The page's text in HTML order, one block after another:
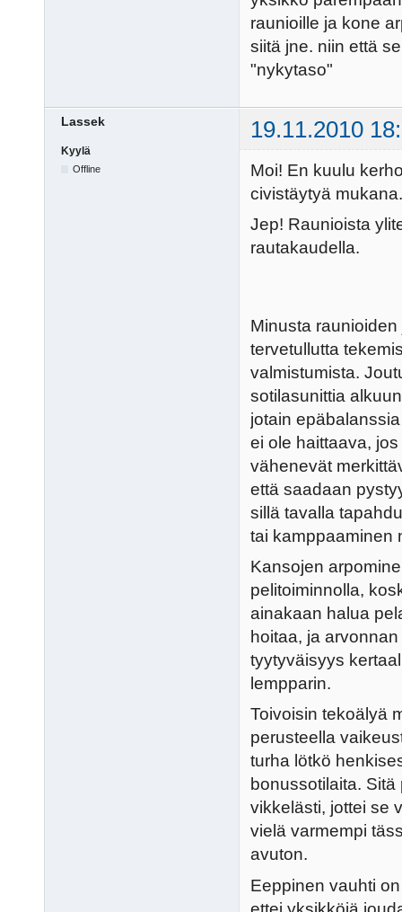
raunioille ja kone
siitä jne. niin että
"nykytaso"
Lassek 19.11.2010
Kyylä
Offline
Moi! En kuulu
civistäytyä mukana.
Jep! Raunioista
rautakaudella.
Minusta
tervetullutta
valmistumista.
sotilasunittia
jotain
ei ole haittaava,
vähenevät
että saadaan
sillä tavalla
tai kamppaaminen
Kansojen
pelitoiminnolla,
ainakaan halua
hoitaa, ja
tyytyväisyys
lempparin.
Toivoisin tekoälyä
perusteella
turha lötkö
bonussotilaita.
vikkelästi, jottei se
vielä varmempi
avuton.
Eeppinen vauhti